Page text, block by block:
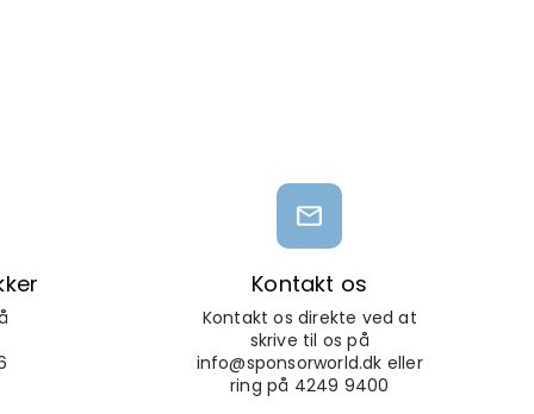
Kontakt os
Kontakt os direkte ved at
skrive til os på
info@sponsorworld.dk eller
ring på 4249 9400